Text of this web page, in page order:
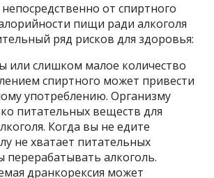
от спиртного
пищи ради алкоголя
ряд рисков для здоровья:
или слишком малое количество
спиртного может привести
употреблению. Организму
питательных веществ для
Когда вы не едите
не хватает питательных
перерабатывать алкоголь.
дранкорексия может